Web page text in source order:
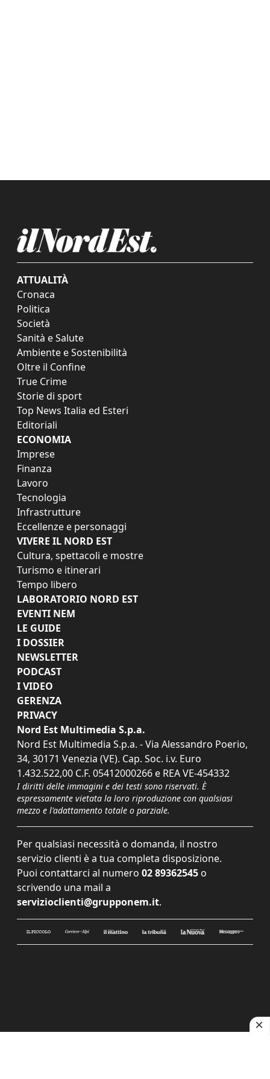
ATTUALITÀ
Cronaca
Politica
Società
Sanità e Salute
Ambiente e Sostenibilità
Oltre il Confine
True Crime
Storie di sport
Top News Italia ed Esteri
Editoriali
ECONOMIA
Imprese
Finanza
Lavoro
Tecnologia
Infrastrutture
Eccellenze e personaggi
VIVERE IL NORD EST
Cultura, spettacoli e mostre
Turismo e itinerari
Tempo libero
LABORATORIO NORD EST
EVENTI NEM
LE GUIDE
I DOSSIER
NEWSLETTER
PODCAST
I VIDEO
GERENZA
PRIVACY
Nord Est Multimedia S.p.a.
Nord Est Multimedia S.p.a. - Via Alessandro Poerio,
34, 30171 Venezia (VE). Cap. Soc. i.v. Euro
1.432.522,00 C.F. 05412000266 e REA VE-454332
I diritti delle immagini e dei testi sono riservati. È
espressamente vietata la loro riproduzione con qualsiasi
mezzo e l'adattamento totale o parziale.
Per qualsiasi necessità o domanda, il nostro
servizio clienti è a tua completa disposizione.
Puoi contattarci al numero 02 89362545 o
scrivendo una mail a
servizioclienti@grupponem.it.